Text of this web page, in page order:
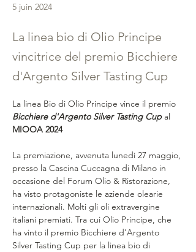
5 juin 2024
La linea bio di Olio Principe
vincitrice del premio Bicchiere
d'Argento Silver Tasting Cup
La linea Bio di Olio Principe vince il premio
Bicchiere d'Argento Silver Tasting Cup al
MIOOA 2024
La premiazione, avvenuta lunedì 27 maggio,
presso la Cascina Cuccagna di Milano in
occasione del Forum Olio & Ristorazione,
ha visto protagoniste le aziende olearie
internazionali. Molti gli oli extravergine
italiani premiati. Tra cui Olio Principe, che
ha vinto il premio Bicchiere d'Argento
Silver Tasting Cup per la linea bio di